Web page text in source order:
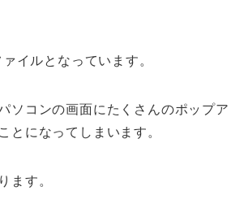
イルとなっています。
ソコンの画面にたくさんのポップア
とになってしまいます。
ます。